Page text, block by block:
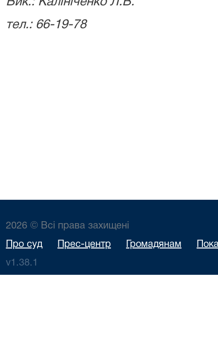
тел.: 66-19-78
2026 © Всі права захищені
Про суд Прес-центр Громадянам
v1.38.1